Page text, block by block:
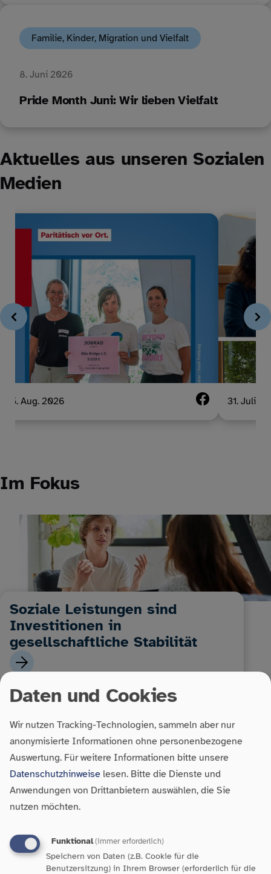
Familie, Kinder, Migration und Vielfalt
8. Juni 2026
Pride Month Juni: Wir lieben Vielfalt
Aktuelles aus unseren Sozialen
Medien
5. Aug. 2026 31. Juli
Im Fokus
Soziale Leistungen sind
Investitionen in
gesellschaftliche Stabilität
Armut in Baden-Württemberg:
Zahlen, Fakten und
Handlungsbedarf
Daten und Cookies
Wir nutzen Tracking-Technologien, sammeln aber nur
anonymisierte Informationen ohne personenbezogene
Auswertung. Für weitere Informationen bitte unsere
Datenschutzhinweise lesen. Bitte die Dienste und
Anwendungen von Drittanbietern auswählen, die Sie
nutzen möchten.
Funktional(immer erforderlich)
Speichern von Daten (z.B. Cookie für die
Benutzersitzung) in Ihrem Browser (erforderlich für die